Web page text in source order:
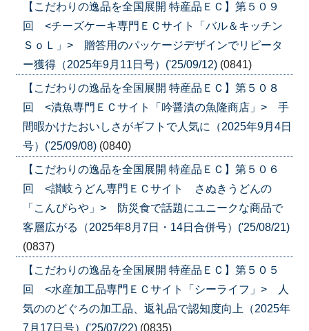
【こだわりの逸品を全国展開 特産品ＥＣ】第５０９
回 <チーズケーキ専門ＥＣサイト「バル＆キッチン
ＳｏＬ」> 贈答用のパッケージデザインでリピータ
ー獲得（2025年9月11日号）('25/09/12) (0841)
【こだわりの逸品を全国展開 特産品ＥＣ】第５０８
回 <漬魚専門ＥＣサイト「吟醤漬の魚隆商店」> 手
間暇かけたおいしさがギフトで人気に（2025年9月4日
号）('25/09/08) (0840)
【こだわりの逸品を全国展開 特産品ＥＣ】第５０６
回 <讃岐うどん専門ＥＣサイト さぬきうどんの
「こんぴらや」> 防災食で話題にユニークな商品で
客層広がる（2025年8月7日・14日合併号）('25/08/21)
(0837)
【こだわりの逸品を全国展開 特産品ＥＣ】第５０５
回 <水産加工品専門ＥＣサイト「シーライフ」> 人
気ののどぐろの加工品、返礼品で認知度向上（2025年
7月17日号）('25/07/22) (0835)